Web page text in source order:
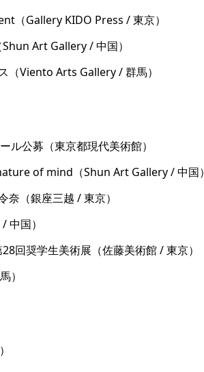
Gallery KIDO Press / 東京）
Art Gallery / 中国）
Viento Arts Gallery / 群馬）
公募（東京都現代美術館）
of mind（Shun Art Gallery / 中国）
（銀座三越 / 東京）
国）
回奨学生美術展（佐藤美術館 / 東京）
）